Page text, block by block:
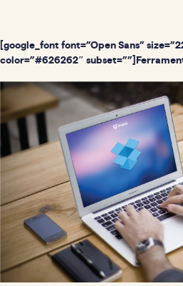
[google_font font=”Open Sans”
color=”#626262″